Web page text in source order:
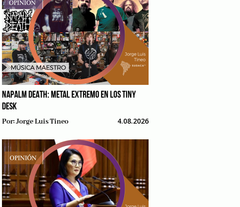
NAPALM DEATH: METAL EXTREMO EN LOS TINY
DESK
Por:Jorge Luis Tineo 4.08.2026